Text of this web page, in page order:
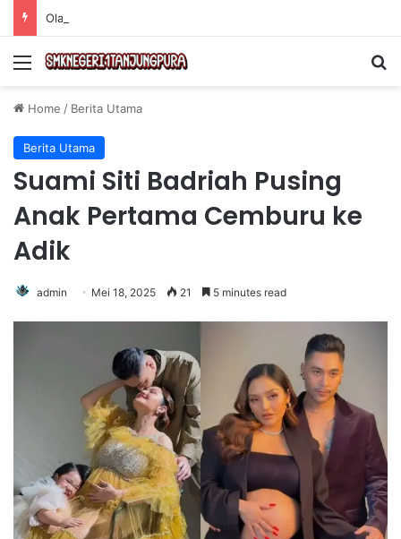
Menu
Home / Berita Utama
Berita Utama
Suami Siti Badriah Pusing
Anak Pertama Cemburu ke
Adik
admin Mei 18, 2025 21 5 minutes read